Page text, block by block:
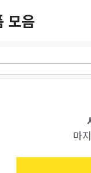
모음
마